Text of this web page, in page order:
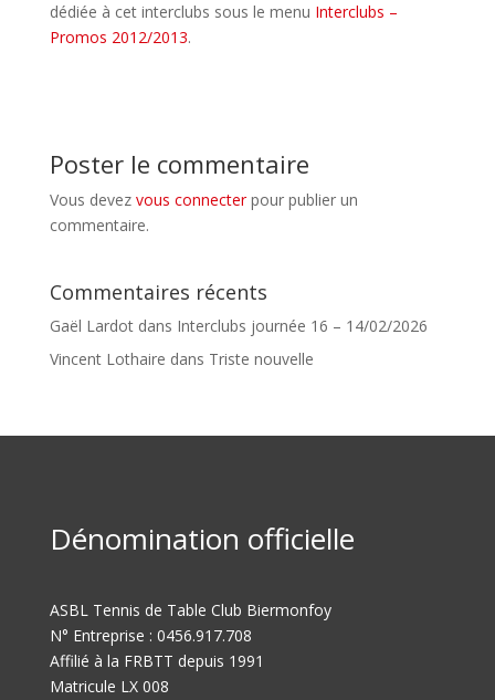
dédiée à cet interclubs sous le menu Interclubs –
Promos 2012/2013.
Poster le commentaire
Vous devez vous connecterpour publier un
commentaire.
Commentaires récents
Gaël Lardotdans Interclubs journée 16 – 14/02/2026
Vincent Lothaire dans Triste nouvelle
Dénomination officielle
ASBL Tennis de Table Club Biermonfoy
N° Entreprise : 0456.917.708
Affilié à la FRBTT depuis 1991
Matricule LX 008